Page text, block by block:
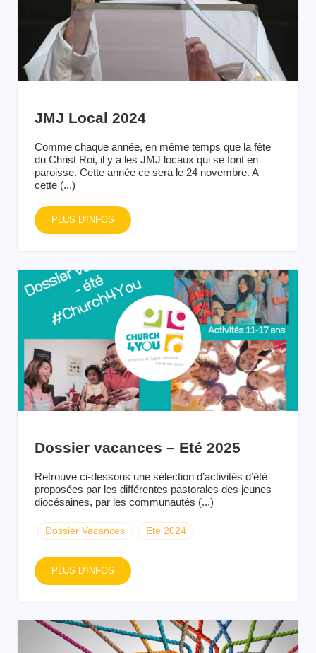
JMJ Local 2024
Comme chaque année, en même temps que la fête
du Christ Roi, il y a les JMJ locaux qui se font en
paroisse. Cette année ce sera le 24 novembre. A
cette (...)
PLUS D'INFOS
Dossier vacances – Eté 2025
Retrouve ci-dessous une sélection d’activités d’été
proposées par les différentes pastorales des jeunes
diocésaines, par les communautés (...)
Dossier Vacances Ete 2024
PLUS D'INFOS